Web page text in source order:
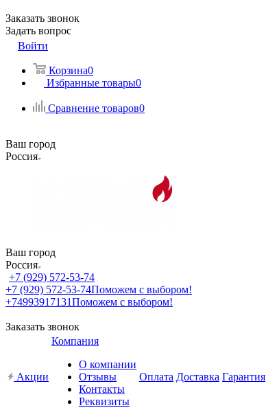
Заказать звонок
Задать вопрос
Войти
Корзина0
Избранные товары0
Сравнение товаров0
Ваш город
Россия
Ваш город
Россия
+7 (929) 572-53-74
+7 (929) 572-53-74Поможем с выбором!
+74993917131Поможем с выбором!
Заказать звонок
Акции
Компания
О компании
Отзывы
Контакты
Реквизиты
Оплата Доставка Гарантия